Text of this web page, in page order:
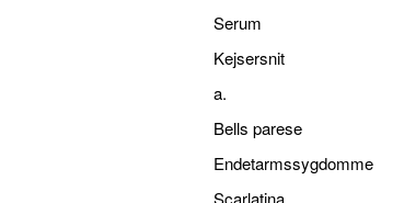
Serum
Kejsersnit
a.
Bells parese
Endetarmssygdomme
Scarlatina